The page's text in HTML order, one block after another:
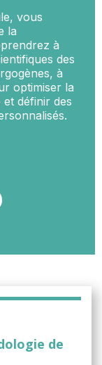
vous
la
à
des
à
optimiser la
définir des
de